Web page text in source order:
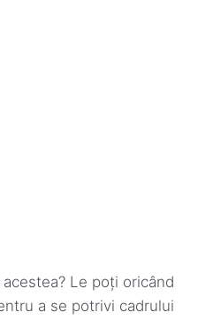
Le poți oricând
a se potrivi cadrului